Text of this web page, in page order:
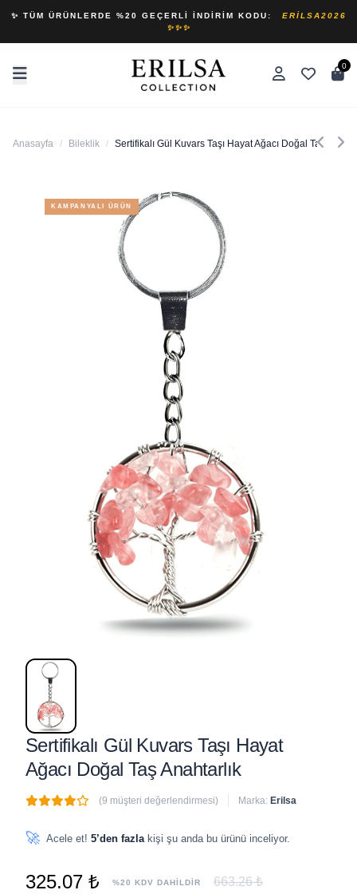
✨ TÜM ÜRÜNLERDE %20 GEÇERLI İNDIRIM KODU:
ERILSA2026
✨✨✨
0
Anasayfa / Bileklik / Sertifikalı Gül Kuvars Taşı Hayat Ağacı Doğal Taş
KAMPANYALI ÜRÜN
Sertifikalı Gül Kuvars Taşı Hayat
Ağacı Doğal Taş Anahtarlık
(9 müşteri değerlendirmesi) Marka: Erilsa
🚀 Acele et! 5’den fazla kişi şu anda bu ürünü inceliyor.
325.07 ₺ %20 KDV DAHİLDİR 663.26 ₺